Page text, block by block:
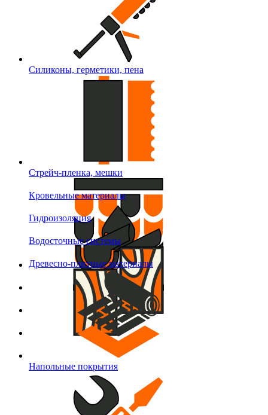
Силиконы, герметики, пена
Стрейч-пленка, мешки
Кровельные материалы
Гидроизоляция
Водосточные системы
Древесно-плитные материалы
Напольные покрытия